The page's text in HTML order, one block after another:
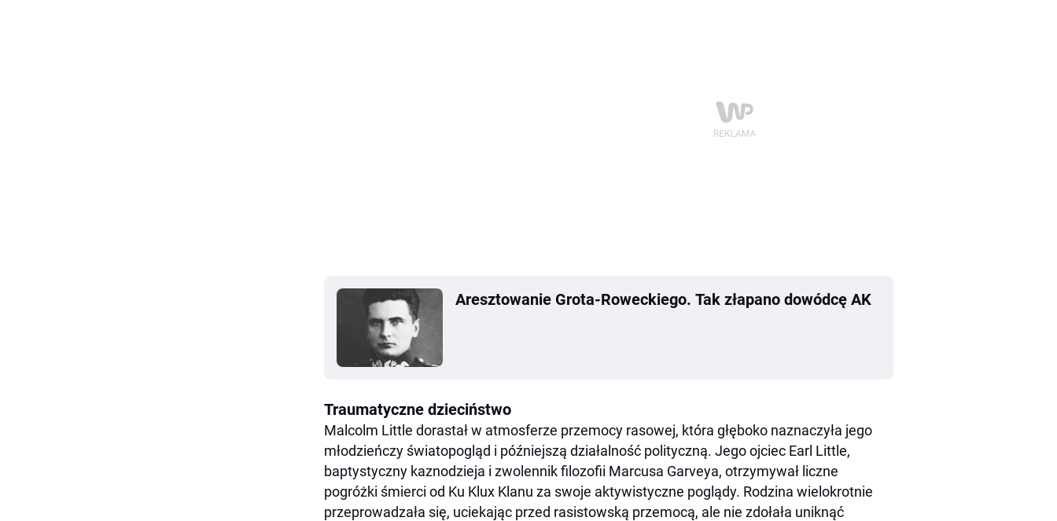
Aresztowanie Grota-Roweckiego. Tak złapano dowódcę AK
Traumatyczne dzieciństwo
Malcolm Little dorastał w atmosferze przemocy rasowej, która głęboko naznaczyła jego
młodzieńczy światopogląd i późniejszą działalność polityczną. Jego ojciec Earl Little,
baptystyczny kaznodzieja i zwolennik filozofii Marcusa Garveya, otrzymywał liczne
pogróżki śmierci od Ku Klux Klanu za swoje aktywistyczne poglądy. Rodzina wielokrotnie
przeprowadzała się, uciekając przed rasistowską przemocą, ale nie zdołała uniknąć